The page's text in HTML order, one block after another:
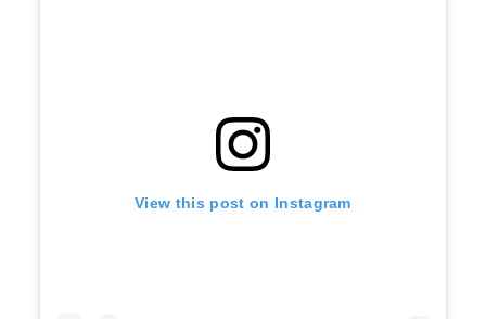
View this post on Instagram